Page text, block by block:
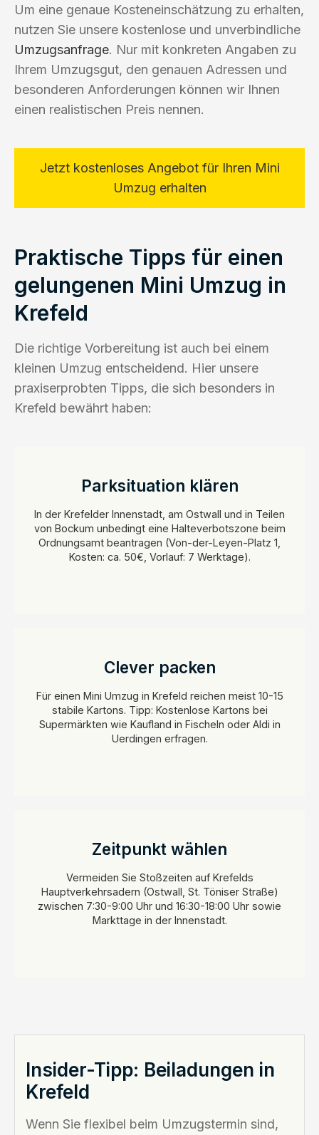
Um eine genaue Kosteneinschätzung zu erhalten,
nutzen Sie unsere kostenlose und unverbindliche
Umzugsanfrage. Nur mit konkreten Angaben zu
Ihrem Umzugsgut, den genauen Adressen und
besonderen Anforderungen können wir Ihnen
einen realistischen Preis nennen.
Jetzt kostenloses Angebot für Ihren Mini
Umzug erhalten
Praktische Tipps für einen
gelungenen Mini Umzug in
Krefeld
Die richtige Vorbereitung ist auch bei einem
kleinen Umzug entscheidend. Hier unsere
praxiserprobten Tipps, die sich besonders in
Krefeld bewährt haben:
Parksituation klären
In der Krefelder Innenstadt, am Ostwall und in Teilen
von Bockum unbedingt eine Halteverbotszone beim
Ordnungsamt beantragen (Von-der-Leyen-Platz 1,
Kosten: ca. 50€, Vorlauf: 7 Werktage).
Clever packen
Für einen Mini Umzug in Krefeld reichen meist 10-15
stabile Kartons. Tipp: Kostenlose Kartons bei
Supermärkten wie Kaufland in Fischeln oder Aldi in
Uerdingen erfragen.
Zeitpunkt wählen
Vermeiden Sie Stoßzeiten auf Krefelds
Hauptverkehrsadern (Ostwall, St. Töniser Straße)
zwischen 7:30-9:00 Uhr und 16:30-18:00 Uhr sowie
Markttage in der Innenstadt.
Insider-Tipp: Beiladungen in
Krefeld
Wenn Sie flexibel beim Umzugstermin sind,